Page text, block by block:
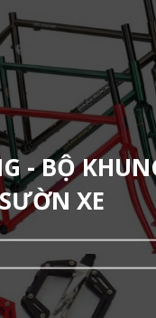
- BỘ
XE